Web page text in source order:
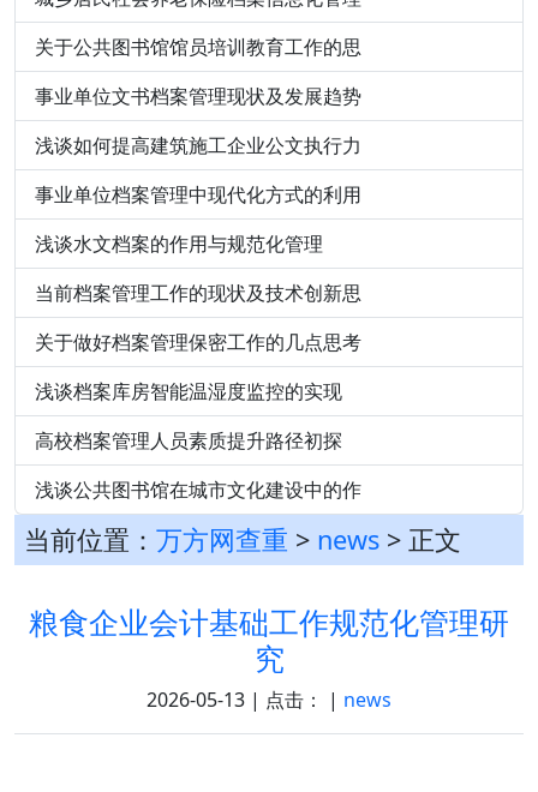
关于公共图书馆馆员培训教育工作的思
事业单位文书档案管理现状及发展趋势
浅谈如何提高建筑施工企业公文执行力
事业单位档案管理中现代化方式的利用
浅谈水文档案的作用与规范化管理
当前档案管理工作的现状及技术创新思
关于做好档案管理保密工作的几点思考
浅谈档案库房智能温湿度监控的实现
高校档案管理人员素质提升路径初探
浅谈公共图书馆在城市文化建设中的作
当前位置： 万方网查重 > news > 正文
粮食企业会计基础工作规范化管理研
究
2026-05-13 | 点击： | news